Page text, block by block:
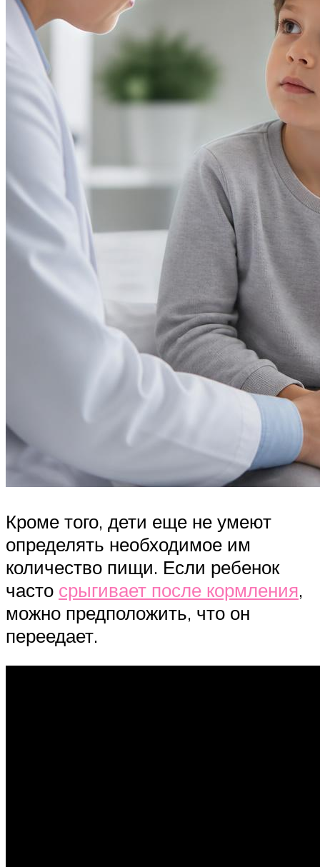
Кроме того, дети еще не умеют
определять необходимое им
количество пищи. Если ребенок
часто срыгивает после кормления,
можно предположить, что он
переедает.